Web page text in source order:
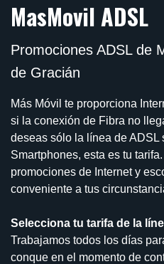
MasMovil ADSL
Promociones ADSL de
de Gracián
Más Móvil te proporciona
si la conexión de Fibra no
deseas sólo la línea de ADSL
Smartphones, esta es tu
promociones de Internet y
conveniente a tus
Selecciona tu tarifa de la
Trabajamos todos los días
conque en el momento de